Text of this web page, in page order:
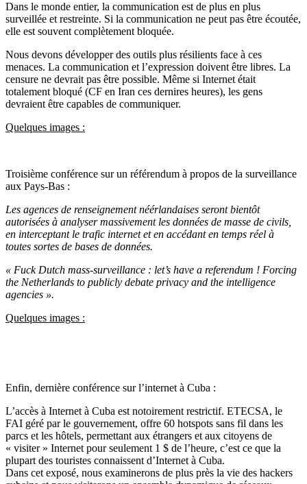
Dans le monde entier, la communication est de plus en plus
surveillée et restreinte. Si la communication ne peut pas être écoutée,
elle est souvent complètement bloquée.
Nous devons développer des outils plus résilients face à ces
menaces. La communication et l’expression doivent être libres. La
censure ne devrait pas être possible. Même si Internet était
totalement bloqué (CF en Iran ces dernires heures), les gens
devraient être capables de communiquer.
Quelques images :
Troisième conférence sur un référendum à propos de la surveillance
aux Pays-Bas :
Les agences de renseignement néérlandaises seront bientôt
autorisées à analyser massivement les données de masse de civils,
en interceptant le trafic internet et en accédant en temps réel à
toutes sortes de bases de données.
« Fuck Dutch mass-surveillance : let’s have a referendum ! Forcing
the Netherlands to publicly debate privacy and the intelligence
agencies ».
Quelques images :
Enfin, dernière conférence sur l’internet à Cuba :
L’accès à Internet à Cuba est notoirement restrictif. ETECSA, le
FAI géré par le gouvernement, offre 60 hotspots sans fil dans les
parcs et les hôtels, permettant aux étrangers et aux citoyens de
« visiter » Internet pour seulement 1 $ de l’heure, c’est ce que la
plupart des touristes connaissent d’Internet à Cuba.
Dans cet exposé, nous examinerons de plus près la vie des hackers